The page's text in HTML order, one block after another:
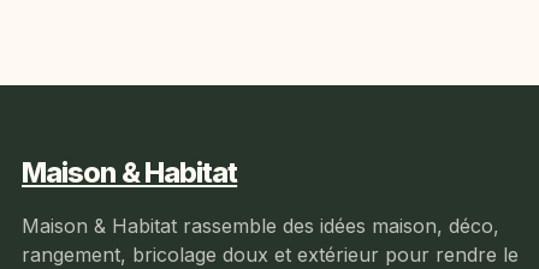
Maison & Habitat
Maison & Habitat rassemble des idées maison, déco,
rangement, bricolage doux et extérieur pour rendre le